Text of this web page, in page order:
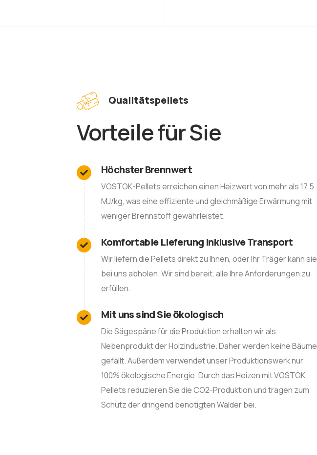
Qualitätspellets
Vorteile für Sie
Höchster Brennwert
VOSTOK-Pellets erreichen einen Heizwert von mehr als 17,5
MJ/kg, was eine effiziente und gleichmäßige Erwärmung mit
weniger Brennstoff gewährleistet.
Komfortable Lieferung inklusive Transport
Wir liefern die Pellets direkt zu Ihnen, oder Ihr Träger kann sie
bei uns abholen. Wir sind bereit, alle Ihre Anforderungen zu
erfüllen.
Mit uns sind Sie ökologisch
Die Sägespäne für die Produktion erhalten wir als
Nebenprodukt der Holzindustrie. Daher werden keine Bäume
gefällt. Außerdem verwendet unser Produktionswerk nur
100% ökologische Energie. Durch das Heizen mit VOSTOK
Pellets reduzieren Sie die CO2-Produktion und tragen zum
Schutz der dringend benötigten Wälder bei.